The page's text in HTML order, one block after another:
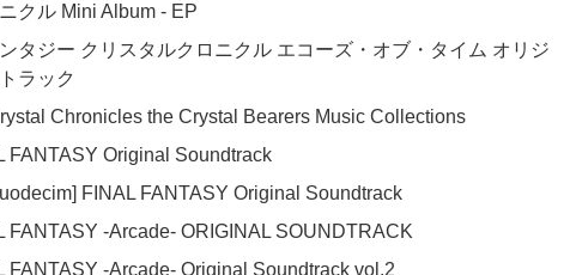
クル Mini Album - EP
タジー クリスタルクロニクル エコーズ・オブ・タイム オリジ
ラック
Chronicles the Crystal Bearers Music Collections
FANTASY Original Soundtrack
FINAL FANTASY Original Soundtrack
FANTASY -Arcade- ORIGINAL SOUNDTRACK
FANTASY -Arcade- Original Soundtrack vol.2